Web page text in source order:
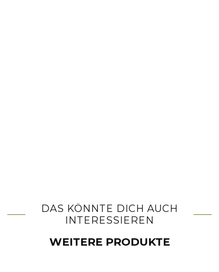
DAS KÖNNTE DICH AUCH
INTERESSIEREN
WEITERE PRODUKTE